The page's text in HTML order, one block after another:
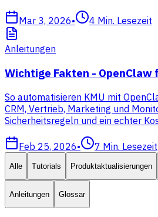
Mar 3, 2026• 4 Min. Lesezeit
Anleitungen
Wichtige Fakten - OpenClaw
So automatisieren KMU mit
CRM, Vertrieb, Marketing und
Sicherheitsregeln und ein echter
Feb 25, 2026• 7 Min. Lesezeit
Alle Tutorials Produktaktualisierungen
Anleitungen Glossar